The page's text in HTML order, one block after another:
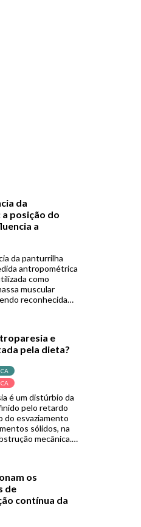
da
posição do
a
da panturrilha
antropométrica
como
muscular
reconhecida
da Saúde
sendo uma
custo, não
útil em contextos
e
pela dieta?
é um distúrbio da
pelo retardo
do esvaziamento
sólidos, na
mecânica.
da parede
menores e
o intestino
a
quando se […]
os
de
contínua da